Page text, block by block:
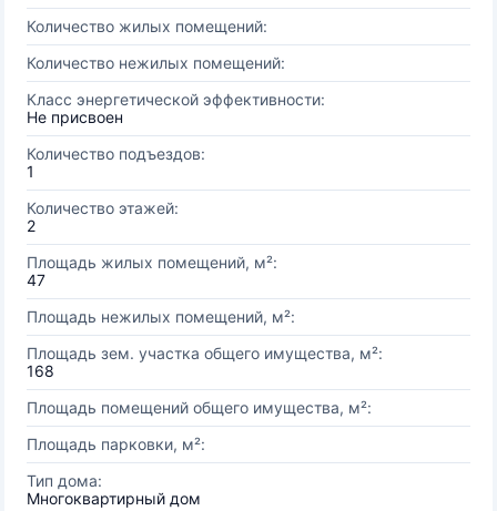
Количество жилых помещений:
Количество нежилых помещений:
Класс энергетической эффективности:
Не присвоен
Количество подъездов:
1
Количество этажей:
2
Площадь жилых помещений, м²:
47
Площадь нежилых помещений, м²:
Площадь зем. участка общего имущества, м²:
168
Площадь помещений общего имущества, м²:
Площадь парковки, м²:
Тип дома:
Многоквартирный дом